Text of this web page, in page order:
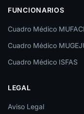
FUNCIONARIOS
Cuadro Médico
Cuadro Médico
Cuadro Médico ISFAS
LEGAL
Aviso Legal